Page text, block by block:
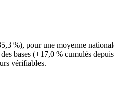
%), pour une moyenne
bases (+17,0 % cumulés
vérifiables.